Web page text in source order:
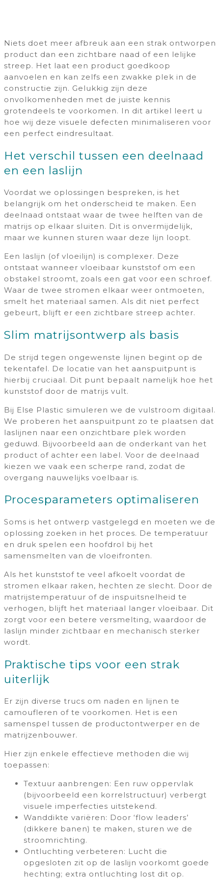
Niets doet meer afbreuk aan een strak ontworpen
product dan een zichtbare naad of een lelijke
streep. Het laat een product goedkoop
aanvoelen en kan zelfs een zwakke plek in de
constructie zijn. Gelukkig zijn deze
onvolkomenheden met de juiste kennis
grotendeels te voorkomen. In dit artikel leert u
hoe wij deze visuele defecten minimaliseren voor
een perfect eindresultaat.
Het verschil tussen een deelnaad
en een laslijn
Voordat we oplossingen bespreken, is het
belangrijk om het onderscheid te maken. Een
deelnaad ontstaat waar de twee helften van de
matrijs op elkaar sluiten. Dit is onvermijdelijk,
maar we kunnen sturen waar deze lijn loopt.
Een laslijn (of vloeilijn) is complexer. Deze
ontstaat wanneer vloeibaar kunststof om een
obstakel stroomt, zoals een gat voor een schroef.
Waar de twee stromen elkaar weer ontmoeten,
smelt het materiaal samen. Als dit niet perfect
gebeurt, blijft er een zichtbare streep achter.
Slim matrijsontwerp als basis
De strijd tegen ongewenste lijnen begint op de
tekentafel. De locatie van het aanspuitpunt is
hierbij cruciaal. Dit punt bepaalt namelijk hoe het
kunststof door de matrijs vult.
Bij Else Plastic simuleren we de vulstroom digitaal.
We proberen het aanspuitpunt zo te plaatsen dat
laslijnen naar een onzichtbare plek worden
geduwd. Bijvoorbeeld aan de onderkant van het
product of achter een label. Voor de deelnaad
kiezen we vaak een scherpe rand, zodat de
overgang nauwelijks voelbaar is.
Procesparameters optimaliseren
Soms is het ontwerp vastgelegd en moeten we de
oplossing zoeken in het proces. De temperatuur
en druk spelen een hoofdrol bij het
samensmelten van de vloeifronten.
Als het kunststof te veel afkoelt voordat de
stromen elkaar raken, hechten ze slecht. Door de
matrijstemperatuur of de inspuitsnelheid te
verhogen, blijft het materiaal langer vloeibaar. Dit
zorgt voor een betere versmelting, waardoor de
laslijn minder zichtbaar en mechanisch sterker
wordt.
Praktische tips voor een strak
uiterlijk
Er zijn diverse trucs om naden en lijnen te
camoufleren of te voorkomen. Het is een
samenspel tussen de productontwerper en de
matrijzenbouwer.
Hier zijn enkele effectieve methoden die wij
toepassen:
Textuur aanbrengen: Een ruw oppervlak
(bijvoorbeeld een korrelstructuur) verbergt
visuele imperfecties uitstekend.
Wanddikte variëren: Door ‘flow leaders’
(dikkere banen) te maken, sturen we de
stroomrichting.
Ontluchting verbeteren: Lucht die
opgesloten zit op de laslijn voorkomt goede
hechting; extra ontluchting lost dit op.